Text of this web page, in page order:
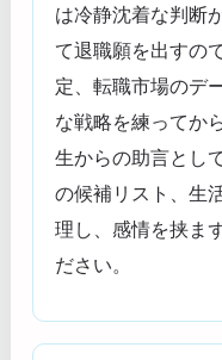
は冷静沈着な判断
て退職願を出すの
定、転職市場のデ
な戦略を練ってか
生からの助言とし
の候補リスト、生
理し、感情を挟ま
ださい。